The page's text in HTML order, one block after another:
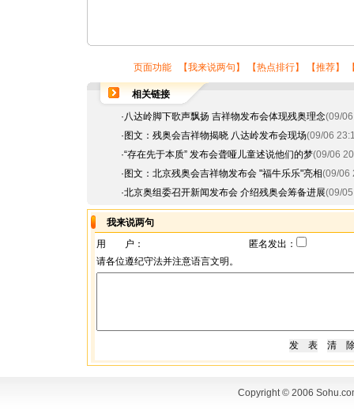
页面功能 【我来说两句 】 【热点排行】 【推荐】
相关链接
·八达岭脚下歌声飘扬 吉祥物发布会体现残奥理念(09/
· 图文：残奥会吉祥物揭晓 八达岭发布会现场(09/06
·“存在先于本质” 发布会聋哑儿童述说他们的梦(09/06
· 图文：北京残奥会吉祥物发布会 "福牛乐乐"亮相(09/06
·北京奥组委召开新闻发布会 介绍残奥会筹备进展(09/
我来说两句
用 户：
匿名发出：
请各位遵纪守法并注意语言文明。
Copyright © 2006